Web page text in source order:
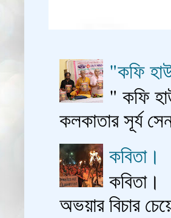
"কফি
" কফি
কলকাতার সূর্য
কবিতা।
অভয়ার বিচার